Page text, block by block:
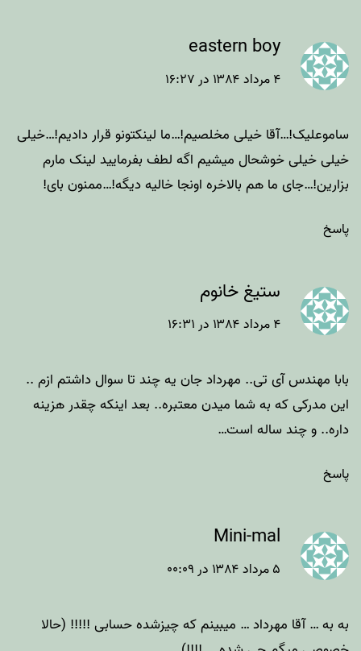
eastern boy
۴ مرداد ۱۳۸۴ در ۱۶:۲۷
ساموعلیک!…آقا خیلی مخلصیم!…ما لینکتونو قرار دادیم!…خیلی
خیلی خیلی خوشحال میشیم اگه لطف بفرمایید لینک مارم
بزارین!…جای ما هم بالاخره اونجا خالیه دیگه!…ممنون بای!
پاسخ
ستیغ خانوم
۴ مرداد ۱۳۸۴ در ۱۶:۳۱
بابا مهندس آی تی.. مهرداد جان یه چند تا سوال داشتم ازم ..
این مدرکی که به شما میدن معتبره.. بعد اینکه چقدر هزینه
داره.. و چند ساله است…
پاسخ
Mini-mal
۵ مرداد ۱۳۸۴ در ۰۰:۰۹
به به … آقا مهرداد … میبینم که چیزشده حسابی !!!!! (حالا